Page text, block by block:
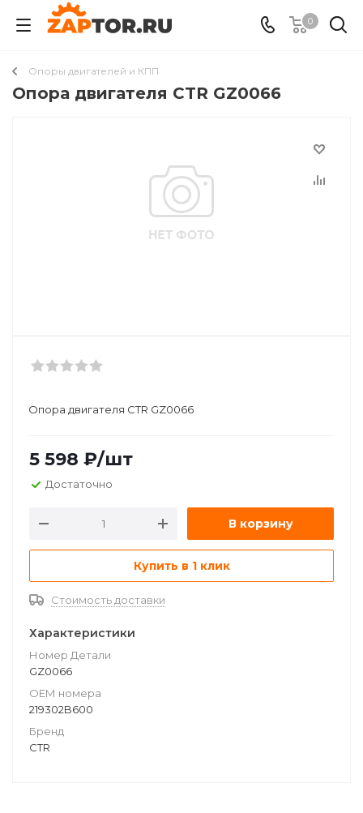
0
Опоры двигателей и КПП
Опора двигателя CTR GZ0066
Опора двигателя CTR GZ0066
5 598 ₽/шт
Достаточно
В корзину
Купить в 1 клик
Стоимость доставки
Характеристики
Номер Детали
GZ0066
ОЕМ номера
219302B600
Бренд
CTR